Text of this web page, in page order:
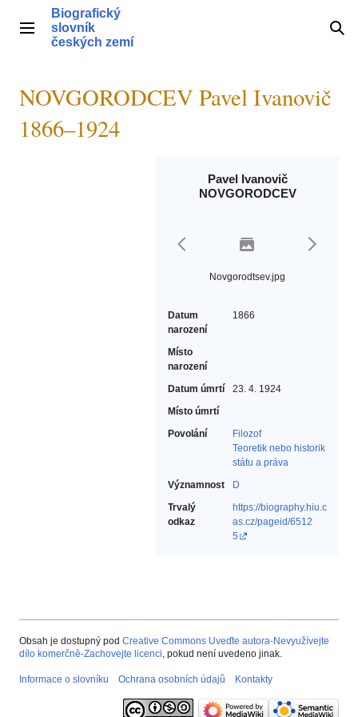
obsahHlavní menu
Biografický
slovník
českých zemí
NOVGORODCEV Pavel Ivanovič
1866–1924
Pavel Ivanovič
NOVGORODCEV
Novgorodtsev.jpg
Datum
narození
1866
Místo
narození
Datum úmrtí
23. 4. 1924
Místo úmrtí
Povolání
Filozof‎
Teoretik nebo historik
státu a práva‎
Významnost
D
Trvalý
odkaz
https://biography.hiu.c
as.cz/pageid/6512
5
Obsah je dostupný pod Creative Commons Uveďte autora-Nevyužívejte
dílo komerčně-Zachovejte licenci, pokud není uvedeno jinak.
Informace o slovníku Ochrana osobních údajů Kontakty